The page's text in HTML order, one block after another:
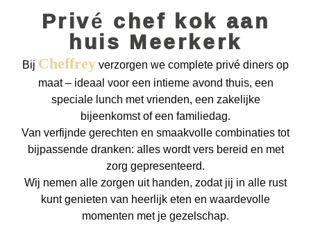
Privé chef kok aan
huis Meerkerk
BijCheffreyverzorgen we complete privé diners op
maat – ideaal voor een intieme avond thuis, een
speciale lunch met vrienden, een zakelijke
bijeenkomst of een familiedag.
Van verfijnde gerechten en smaakvolle combinaties
tot bijpassende dranken: alles wordt vers bereid en
met zorg gepresenteerd.
Wij nemen alle zorgen uit handen, zodat jij in alle rust
kunt genieten van heerlijk eten en waardevolle
momenten met je gezelschap.